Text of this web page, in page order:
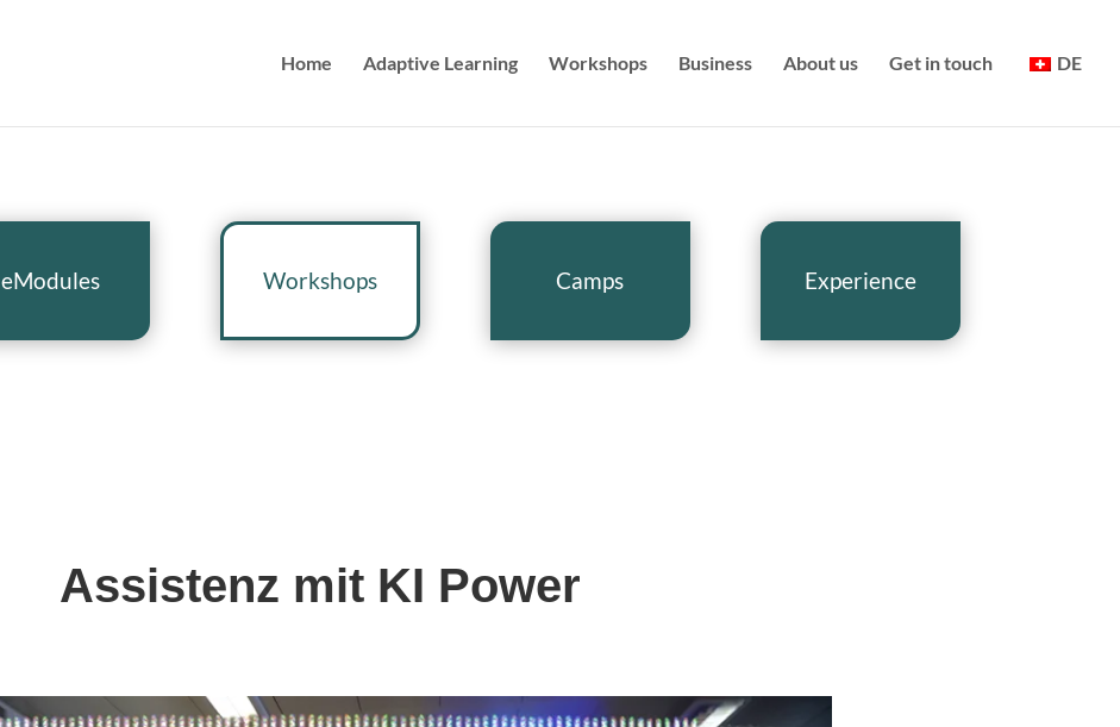
Home Adaptive Learning Workshops Business About us Get in touch DE
eModules Workshops Camps Experience
Assistenz mit KI Power